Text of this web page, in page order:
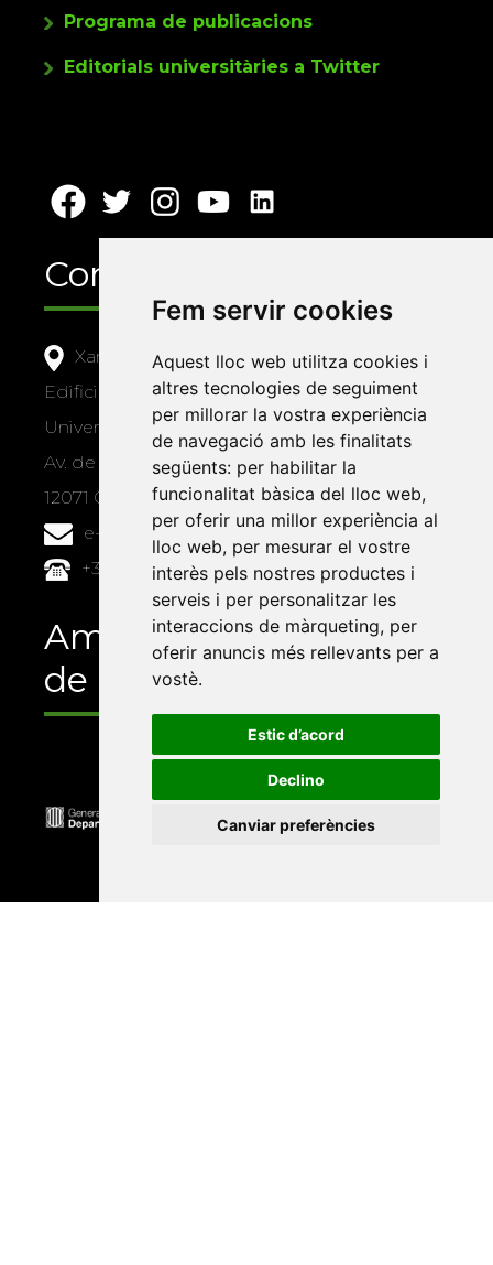
Fem servir cookies
Aquest lloc web utilitza cookies i
altres tecnologies de seguiment
per millorar la vostra experiència
de navegació amb les finalitats
següents: per habilitar la
funcionalitat bàsica del lloc web,
per oferir una millor experiència al
lloc web, per mesurar el vostre
interès pels nostres productes i
serveis i per personalitzar les
interaccions de màrqueting, per
oferir anuncis més rellevants per a
vostè.
Estic d’acord
Declino
Canviar preferències
Programa de publicacions
Editorials universitàries a Twitter
Contacte
Xarxa Vives d'Universitats
Edifici Àgora
Universitat Jaume I, local 10
Av. de Vicent Sos Baynat, s/n
12071 Castelló de la Plana
e-buc@vives.org
+34 964 72 89 93
Amb el suport
de